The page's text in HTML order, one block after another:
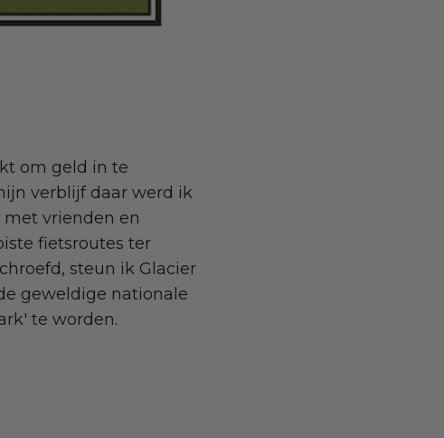
om geld in te
verblijf daar werd ik
vrienden en
fietsroutes ter
steun ik Glacier
geweldige nationale
te worden.